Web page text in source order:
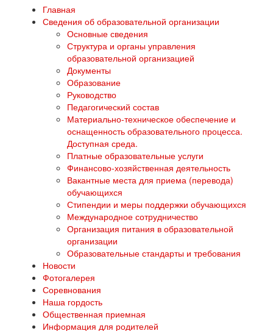
Главная
Сведения об образовательной организации
Основные сведения
Структура и органы управления
образовательной организацией
Документы
Образование
Руководство
Педагогический состав
Материально-техническое обеспечение и
оснащенность образовательного процесса.
Доступная среда.
Платные образовательные услуги
Финансово-хозяйственная деятельность
Вакантные места для приема (перевода)
обучающихся
Стипендии и меры поддержки обучающихся
Международное сотрудничество
Организация питания в образовательной
организации
Образовательные стандарты и требования
Новости
Фотогалерея
Соревнования
Наша гордость
Общественная приемная
Информация для родителей